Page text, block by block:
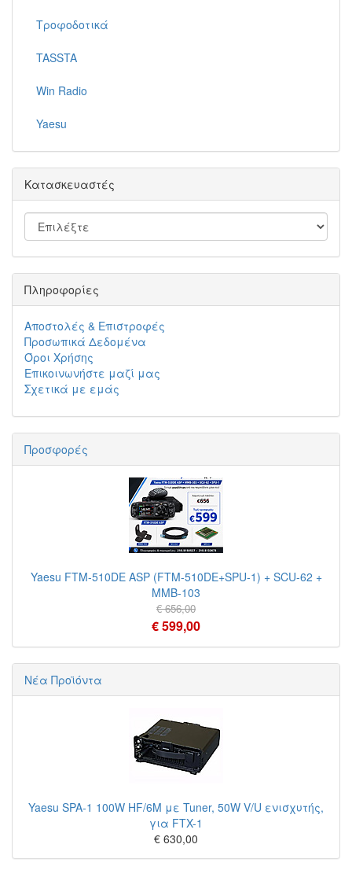
Τροφοδοτικά
TASSTA
Win Radio
Yaesu
Κατασκευαστές
Πληροφορίες
Αποστολές & Επιστροφές
Προσωπικά Δεδομένα
Όροι Χρήσης
Επικοινωνήστε μαζί μας
Σχετικά με εμάς
Προσφορές
Yaesu FTM-510DE ASP (FTM-510DE+SPU-1) + SCU-62 +
MMB-103
€ 656,00
€ 599,00
Νέα Προϊόντα
Yaesu SPA-1 100W HF/6M με Tuner, 50W V/U ενισχυτής,
για FTX-1
€ 630,00